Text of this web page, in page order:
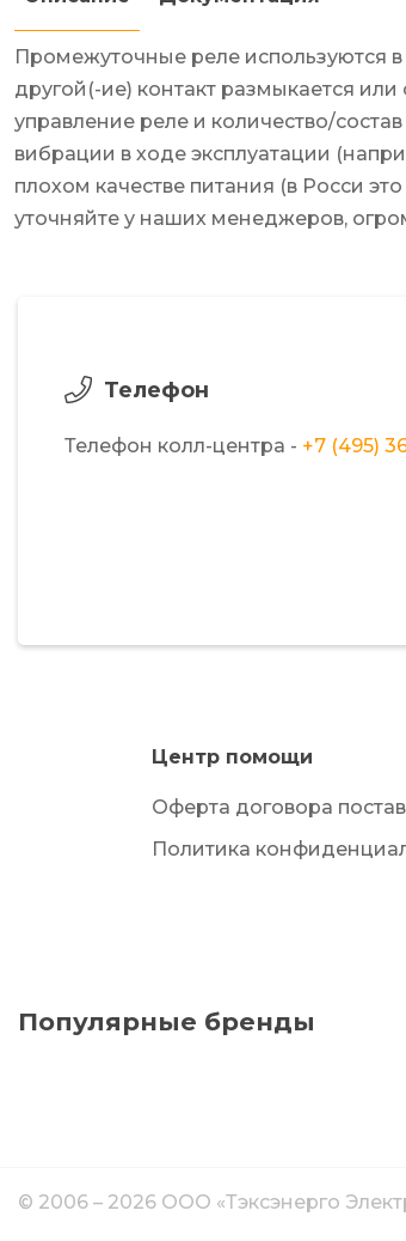
Промежуточные реле используются
другой(-ие) контакт размыкается
управление реле и количество/
вибрации в ходе эксплуатации
плохом качестве питания (в Росси
уточняйте у наших менеджеров,
Телефон
Телефон колл-центра - +7 (495)
Центр помощи
Оферта договора
Политика
Популярные бренды
© 2006 – 2026 ООО «Тэксэнерго